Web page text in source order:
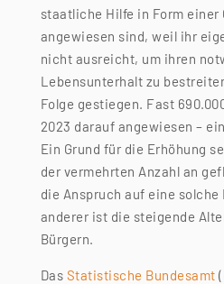
staatliche Hilfe in Form einer
angewiesen sind, weil ihr
nicht ausreicht, um ihren
Lebensunterhalt zu
Folge gestiegen. Fast
2023 darauf angewiesen –
Ein Grund für die Erhöhung
der vermehrten Anzahl an
die Anspruch auf eine
anderer ist die steigende
Bürgern.
Das Statistische Bundesamt